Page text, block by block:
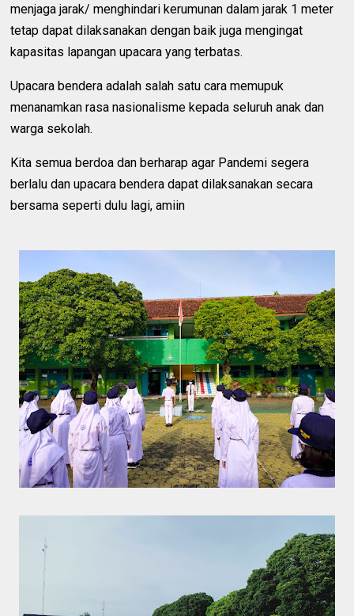
menjaga jarak/ menghindari kerumunan dalam jarak 1 meter
tetap dapat dilaksanakan dengan baik juga mengingat
kapasitas lapangan upacara yang terbatas.
Upacara bendera adalah salah satu cara memupuk
menanamkan rasa nasionalisme kepada seluruh anak dan
warga sekolah.
Kita semua berdoa dan berharap agar Pandemi segera
berlalu dan upacara bendera dapat dilaksanakan secara
bersama seperti dulu lagi, amiin